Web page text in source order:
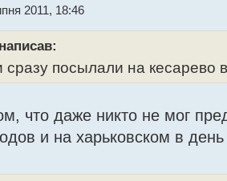
2011, 18:46
сразу посылали на кесарево
что даже никто не мог
и на харьковском в день